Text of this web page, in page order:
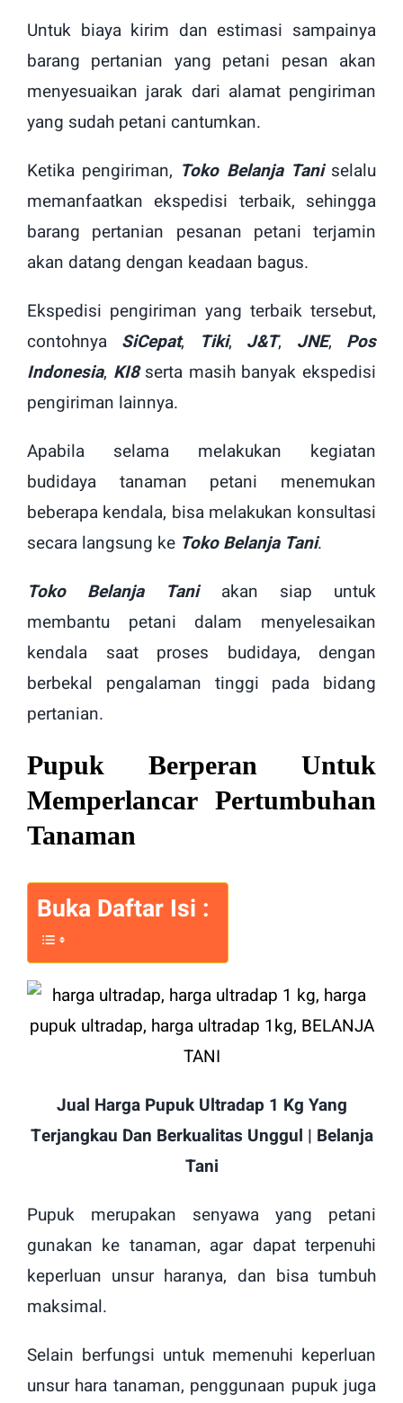
Untuk biaya kirim dan estimasi sampainya
barang pertanian yang petani pesan akan
menyesuaikan jarak dari alamat pengiriman
yang sudah petani cantumkan.
Ketika pengiriman, Toko Belanja Taniselalu
memanfaatkan ekspedisi terbaik, sehingga
barang pertanian pesanan petani terjamin
akan datang dengan keadaan bagus.
Ekspedisi pengiriman yang terbaik tersebut,
contohnya SiCepat, Tiki, J&T, JNE, Pos
Indonesia, KI8 serta masih banyak ekspedisi
pengiriman lainnya.
Apabila selama melakukan kegiatan
budidaya tanaman petani menemukan
beberapa kendala, bisa melakukan konsultasi
secara langsung ke Toko Belanja Tani.
Toko Belanja Taniakan siap untuk
membantu petani dalam menyelesaikan
kendala saat proses budidaya, dengan
berbekal pengalaman tinggi pada bidang
pertanian.
Pupuk Berperan Untuk
Memperlancar Pertumbuhan
Tanaman
Buka Daftar Isi :
Jual Harga Pupuk Ultradap 1 Kg Yang
Terjangkau Dan Berkualitas Unggul | Belanja
Tani
Pupuk merupakan senyawa yang petani
gunakan ke tanaman, agar dapat terpenuhi
keperluan unsur haranya, dan bisa tumbuh
maksimal.
Selain berfungsi untuk memenuhi keperluan
unsur hara tanaman, penggunaan pupuk juga